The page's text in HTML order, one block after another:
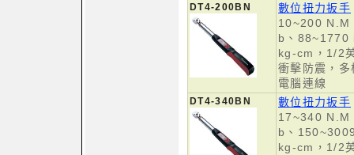
DT4-200BN
數位扭力扳手
10~200
b、
kg-cm，1/2
衝擊防震，
電腦連線
DT4-340BN
數位扭力扳手
17~340
b、
kg-cm，1/2